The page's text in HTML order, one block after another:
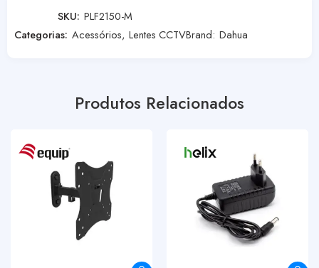
SKU: PLF2150-M
Categorias: Acessórios, Lentes CCTVBrand: Dahua
Produtos Relacionados